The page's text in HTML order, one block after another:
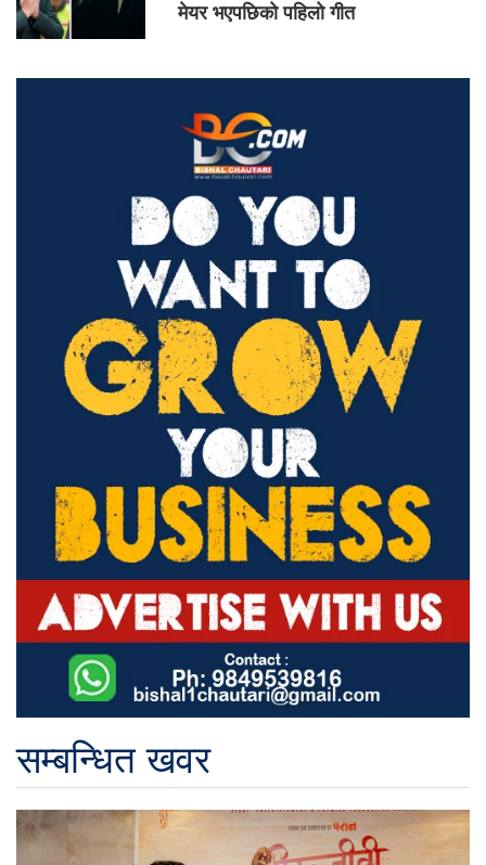
मेयर भएपछिको पहिलो गीत
सम्बन्धित खवर